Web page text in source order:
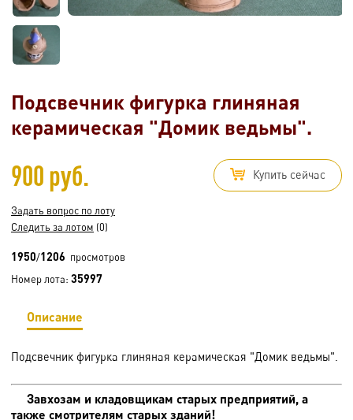
Подсвечник фигурка глиняная
керамическая "Домик ведьмы".
900 руб. Купить сейчас
Задать вопрос по лоту
Следить за лотом (0)
1950/1206 просмотров
Номер лота: 35997
Описание
Подсвечник фигурка глиняная керамическая "Домик ведьмы".
Завхозам и кладовщикам старых предприятий, а
также смотрителям старых зданий!